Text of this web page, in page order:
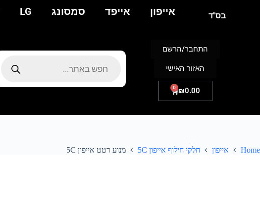
אייפון אייפד סמסונג LG בס"ד
₪0.00
0
התחבר/הרשם
האזור האישי
Home אייפון חלקי חילוף אייפון 5C
מנוע רטט אייפון 5C